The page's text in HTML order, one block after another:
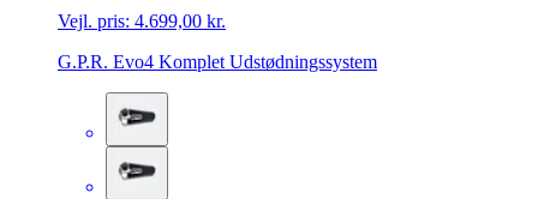
Vejl. pris: 4.699,00 kr.
G.P.R. Evo4 Komplet Udstødningssystem